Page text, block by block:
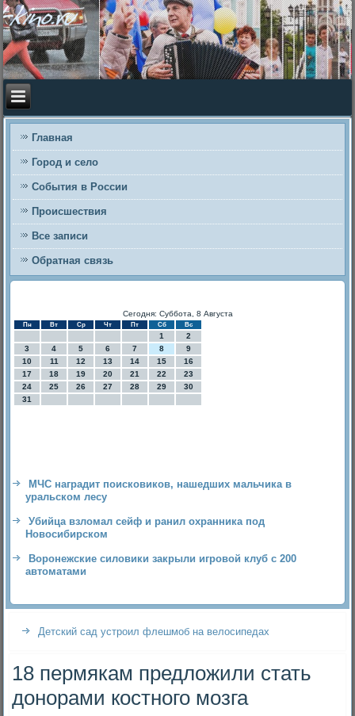
Главная
Город и село
События в России
Происшествия
Все записи
Обратная связь
Сегодня: Суббота, 8 Августа
Пн Вт Ср Чт Пт Сб Вс
1
2
3
4 5 6 7 8
9
10
11 12 13 14 15
16
17
18 19 20 21 22
23
24
25 26 27 28 29
30
31
МЧС наградит поисковиков, нашедших мальчика в
уральском лесу
Убийца взломал сейф и ранил охранника под
Новосибирском
Воронежские силовики закрыли игровой клуб с 200
автоматами
Детский сад устроил флешмоб на велосипедах
18 пермякам предложили стать
донорами костного мозга